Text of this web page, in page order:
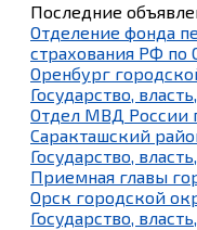
Последние
Отделение фонда
страхования РФ по
Оренбург
Государство,
Отдел МВД России
Саракташский
Государство,
Приемная главы
Орск городской
Государство,